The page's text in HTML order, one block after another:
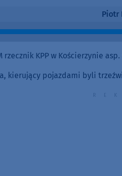
Piotr
rzecznik KPP w Kościerzynie
kierujący pojazdami byli